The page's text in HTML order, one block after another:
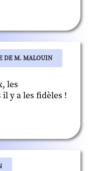
DE M. MALOUIN
les
y a les fidèles !